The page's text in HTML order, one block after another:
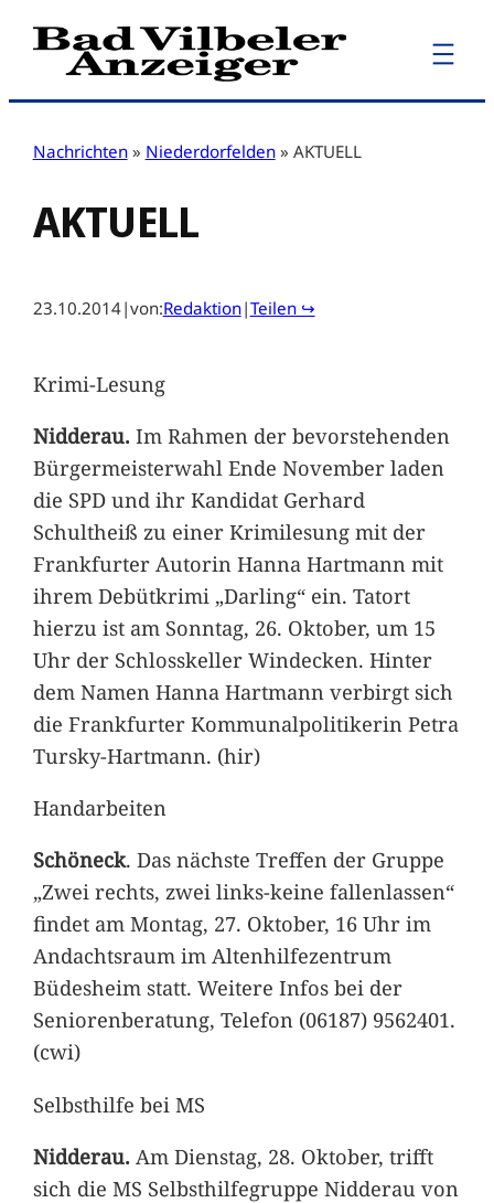
Zum
Inhalt
Nachrichten » Niederdorfelden » AKTUELL
AKTUELL
23.10.2014|von:Redaktion|Teilen ↪
Krimi-Lesung
Nidderau.Im Rahmen der bevorstehenden
Bürgermeisterwahl Ende November laden
die SPD und ihr Kandidat Gerhard
Schultheiß zu einer Krimilesung mit der
Frankfurter Autorin Hanna Hartmann mit
ihrem Debütkrimi „Darling“ ein. Tatort
hierzu ist am Sonntag, 26. Oktober, um 15
Uhr der Schlosskeller Windecken. Hinter
dem Namen Hanna Hartmann verbirgt sich
die Frankfurter Kommunalpolitikerin Petra
Tursky-Hartmann. (hir)
Handarbeiten
Schöneck. Das nächste Treffen der Gruppe
„Zwei rechts, zwei links-keine fallenlassen“
findet am Montag, 27. Oktober, 16 Uhr im
Andachtsraum im Altenhilfezentrum
Büdesheim statt. Weitere Infos bei der
Seniorenberatung, Telefon (06187) 9562401.
(cwi)
Selbsthilfe bei MS
Nidderau.Am Dienstag, 28. Oktober, trifft
sich die MS Selbsthilfegruppe Nidderau von